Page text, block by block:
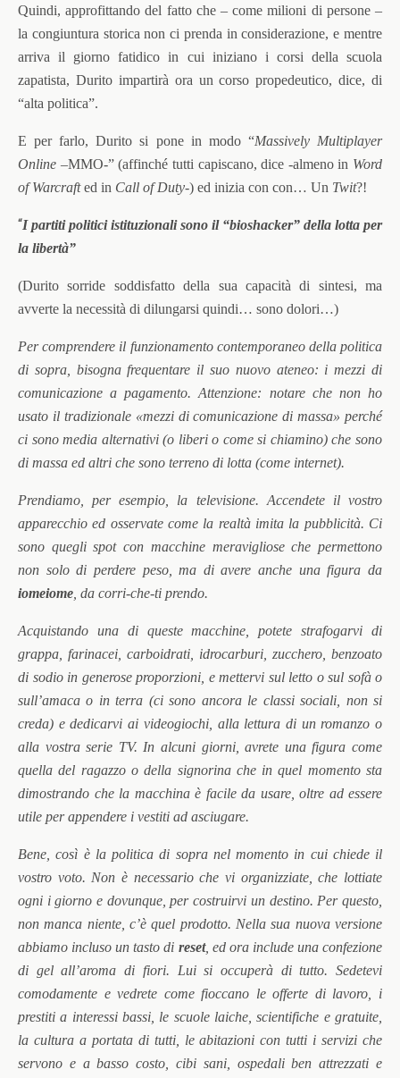
Quindi, approfittando del fatto che – come milioni di persone –
la congiuntura storica non ci prenda in considerazione, e mentre
arriva il giorno fatidico in cui iniziano i corsi della scuola
zapatista, Durito impartirà ora un corso propedeutico, dice, di
“alta politica”.
E per farlo, Durito si pone in modo “Massively Multiplayer
Online –MMO-” (affinché tutti capiscano, dice -almeno in Word
of Warcrafted in Call of Duty-) ed inizia con con… Un Twit?!
“I partiti politici istituzionali sono il “bioshacker” della lotta per
la libertà”
(Durito sorride soddisfatto della sua capacità di sintesi, ma
avverte la necessità di dilungarsi quindi… sono dolori…)
Per comprendere il funzionamento contemporaneo della politica
di sopra, bisogna frequentare il suo nuovo ateneo: i mezzi di
comunicazione a pagamento. Attenzione: notare che non ho
usato il tradizionale «mezzi di comunicazione di massa» perché
ci sono media alternativi (o liberi o come si chiamino) che sono
di massa ed altri che sono terreno di lotta (come internet).
Prendiamo, per esempio, la televisione. Accendete il vostro
apparecchio ed osservate come la realtà imita la pubblicità. Ci
sono quegli spot con macchine meravigliose che permettono
non solo di perdere peso, ma di avere anche una figura da
iomeiome , da corri-che-ti prendo.
Acquistando una di queste macchine, potete strafogarvi di
grappa, farinacei, carboidrati, idrocarburi, zucchero, benzoato
di sodio in generose proporzioni, e mettervi sul letto o sul sofà o
sull’amaca o in terra (ci sono ancora le classi sociali, non si
creda) e dedicarvi ai videogiochi, alla lettura di un romanzo o
alla vostra serie TV. In alcuni giorni, avrete una figura come
quella del ragazzo o della signorina che in quel momento sta
dimostrando che la macchina è facile da usare, oltre ad essere
utile per appendere i vestiti ad asciugare.
Bene, così è la politica di sopra nel momento in cui chiede il
vostro voto. Non è necessario che vi organizziate, che lottiate
ogni i giorno e dovunque, per costruirvi un destino. Per questo,
non manca niente, c’è quel prodotto. Nella sua nuova versione
abbiamo incluso un tasto di reset, ed ora include una confezione
di gel all’aroma di fiori. Lui si occuperà di tutto. Sedetevi
comodamente e vedrete come fioccano le offerte di lavoro, i
prestiti a interessi bassi, le scuole laiche, scientifiche e gratuite,
la cultura a portata di tutti, le abitazioni con tutti i servizi che
servono e a basso costo, cibi sani, ospedali ben attrezzati e